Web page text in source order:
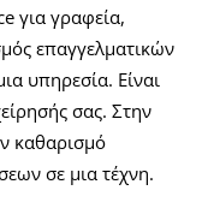
για γραφεία,
επαγγελματικών
υπηρεσία. Είναι
σας. Στην
καθαρισμό
σε μια τέχνη.